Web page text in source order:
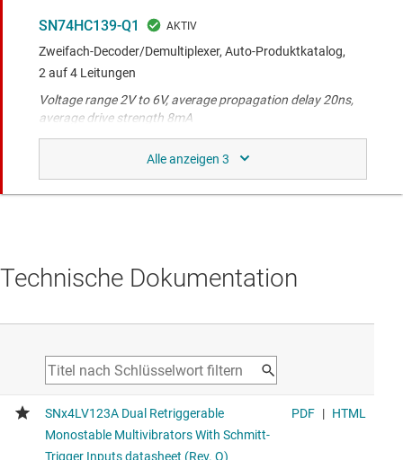
SN74HC139-Q1
Zweifach-Decoder/Demultiplexer, Auto-Produktkatalog,
2 auf 4 Leitungen
Voltage range 2V to 6V, average propagation delay 20ns,
average drive strength 8mA
SN74HCS153-Q1
Doppelter 4-zu-1-Multiplexer für die Automobilindustrie mit
Technische Dokumentation